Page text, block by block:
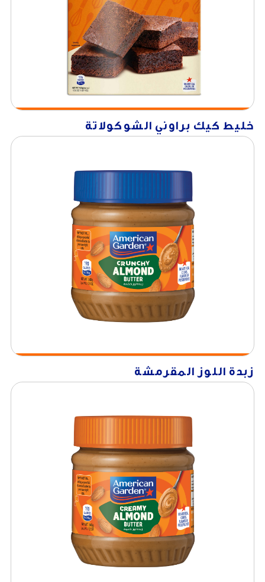
خليط كيك براوني الشوكولاتة
زبدة اللوز المقرمشة